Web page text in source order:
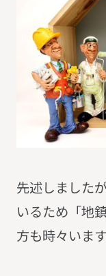
先述しました
いるため「地
方も時々います